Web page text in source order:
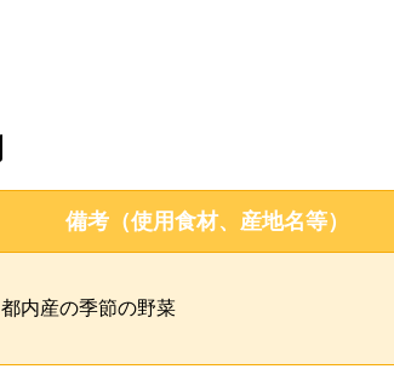
備考 （使用食材、産地名等）
都内産の季節の野菜